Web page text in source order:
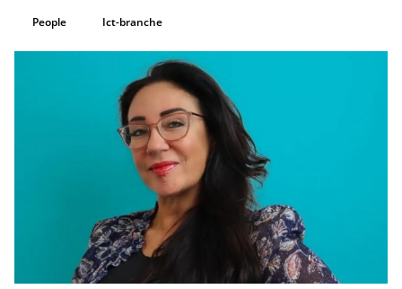
People Ict-branche